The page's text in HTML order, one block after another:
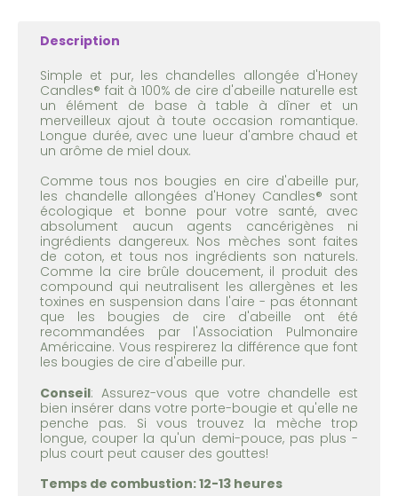
Description
Simple et pur, les chandelles allongée d'Honey
Candles® fait à 100% de cire d'abeille naturelle est
un élément de base à table à dîner et un
merveilleux ajout à toute occasion romantique.
Longue durée, avec une lueur d'ambre chaud et
un arôme de miel doux.
Comme tous nos bougies en cire d'abeille pur,
les chandelle allongées d'Honey Candles® sont
écologique et bonne pour votre santé, avec
absolument aucun agents cancérigènes ni
ingrédients dangereux. Nos mèches sont faites
de coton, et tous nos ingrédients son naturels.
Comme la cire brûle doucement, il produit des
compound qui neutralisent les allergènes et les
toxines en suspension dans l'aire - pas étonnant
que les bougies de cire d'abeille ont été
recommandées par l'Association Pulmonaire
Américaine. Vous respirerez la différence que font
les bougies de cire d'abeille pur.
Conseil: Assurez-vous que votre chandelle est
bien insérer dans votre porte-bougie et qu'elle ne
penche pas. Si vous trouvez la mèche trop
longue, couper la qu'un demi-pouce, pas plus -
plus court peut causer des gouttes!
Temps de combustion: 12-13 heures